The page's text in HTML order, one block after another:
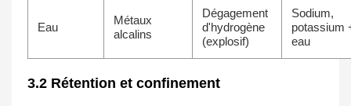
Eau
Métaux
alcalins
Dégagement
d'hydrogène
(explosif)
Sodium,
potassium
eau
3.2 Rétention et confinement